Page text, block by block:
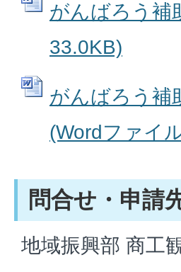
がんばろう補
33.0KB)
がんばろう補
(Wordファイ
問合せ・申請
地域振興部 商工